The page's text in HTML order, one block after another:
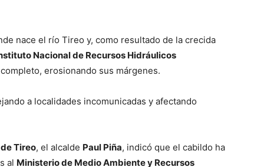
nace el río Tireo y, como resultado de la crecida
Nacional de Recursos Hidráulicos
erosionando sus márgenes.
a localidades incomunicadas y afectando
Tireo, el alcalde Paul Piña, indicó que el cabildo ha
al Ministerio de Medio Ambiente y Recursos